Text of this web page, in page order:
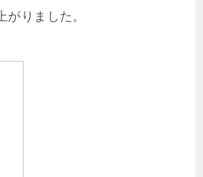
がりました。